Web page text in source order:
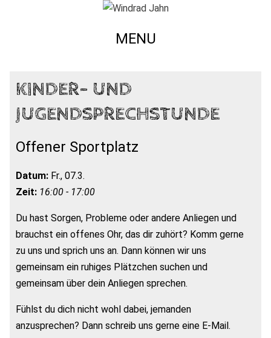
MENU
KINDER- UND
JUGENDSPRECHSTUNDE
Offener Sportplatz
Datum: Fr., 07.3.
Zeit: 16:00 - 17:00
Du hast Sorgen, Probleme oder andere Anliegen und
brauchst ein offenes Ohr, das dir zuhört? Komm gerne
zu uns und sprich uns an. Dann können wir uns
gemeinsam ein ruhiges Plätzchen suchen und
gemeinsam über dein Anliegen sprechen.
Fühlst du dich nicht wohl dabei, jemanden
anzusprechen? Dann schreib uns gerne eine E-Mail.